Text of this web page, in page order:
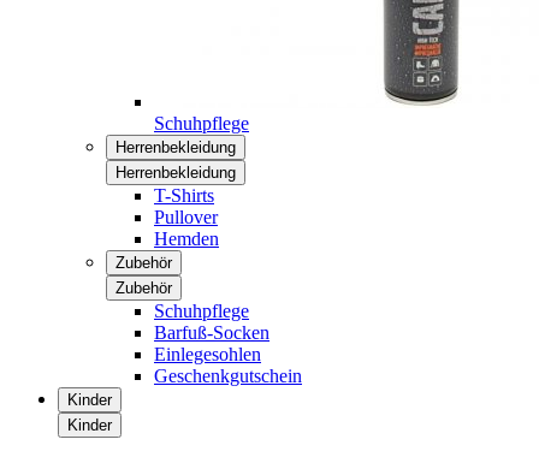
Schuhpflege
Herrenbekleidung
Herrenbekleidung
T-Shirts
Pullover
Hemden
Zubehör
Zubehör
Schuhpflege
Barfuß-Socken
Einlegesohlen
Geschenkgutschein
Kinder
Kinder